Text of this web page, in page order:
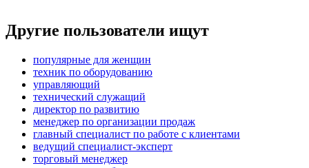
Другие пользователи ищут
популярные для женщин
техник по оборудованию
управляющий
технический служащий
директор по развитию
менеджер по организации продаж
главный специалист по работе с клиентами
ведущий специалист-эксперт
торговый менеджер